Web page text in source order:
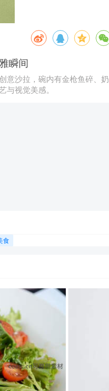
瞬间
意沙拉，碗内有金枪鱼碎、奶
与视觉美感。
食